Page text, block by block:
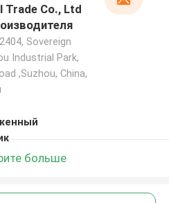
Trade Co., Ltd
Sovereign
Industrial Park,
,Suzhou, China,
больше